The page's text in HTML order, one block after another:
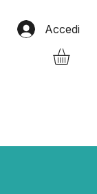
Accedi